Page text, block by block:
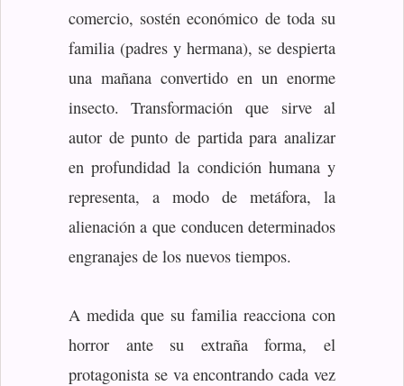
comercio, sostén económico de toda su
familia (padres y hermana), se despierta
una mañana convertido en un enorme
insecto. Transformación que sirve al
autor de punto de partida para analizar
en profundidad la condición humana y
representa, a modo de metáfora, la
alienación a que conducen determinados
engranajes de los nuevos tiempos.
A medida que su familia reacciona con
horror ante su extraña forma, el
protagonista se va encontrando cada vez